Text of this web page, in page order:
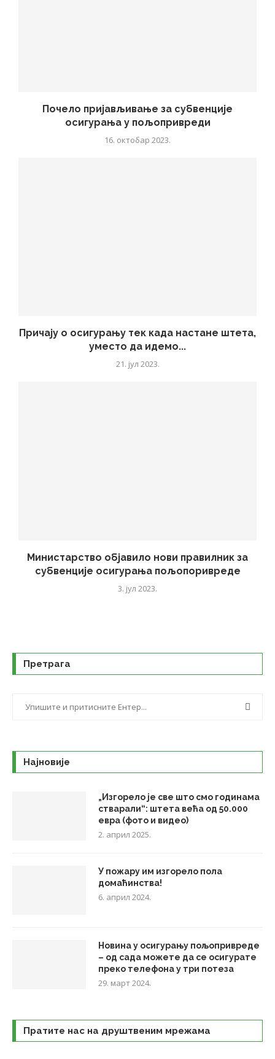
Почело пријављивање за субвенције
осигурања у пољопривреди
16. октобар 2023.
Причају о осигурању тек када настане штета,
уместо да идемо...
21. јул 2023.
Министарство објавило нови правилник за
субвенције осигурања пољопоривреде
3. јул 2023.
Претрага
Најновије
„Изгорело је све што смо годинама
стварали“: штета већа од 50.000
евра (фото и видео)
2. април 2025.
У пожару им изгорело пола
домаћинства!
6. април 2024.
Новина у осигурању пољопривреде
– од сада можете да се осигурате
преко телефона у три потеза
29. март 2024.
Пратите нас на друштвеним мрежама